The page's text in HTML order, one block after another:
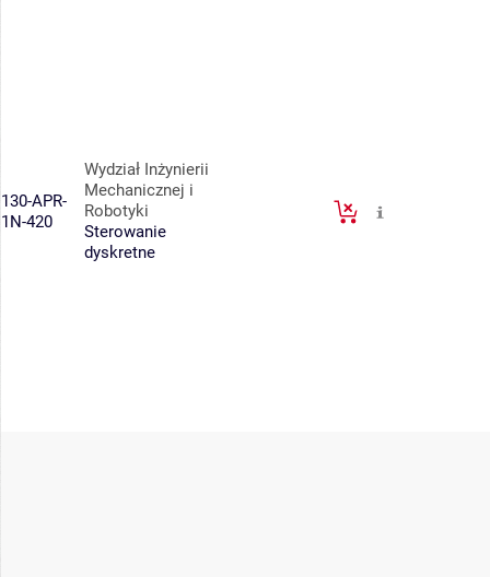
130-APR-
1N-420
Wydział Inżynierii
Mechanicznej i
Robotyki
Sterowanie
dyskretne